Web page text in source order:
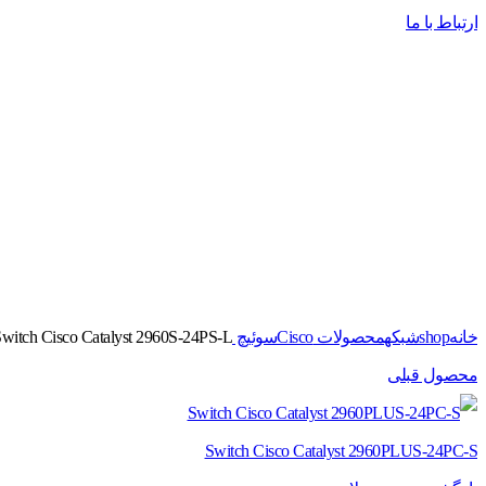
ارتباط با ما
خانهshopشبکهمحصولات Cisco سوئیچ Switches Cisco Catalyst 2960S-24PS-L
محصول قبلی
Switch Cisco Catalyst 2960PLUS-24PC-S